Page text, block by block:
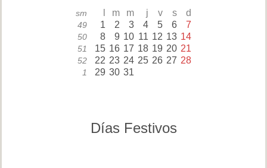
sm m m j v s d
49 1 2 3 4 5 6 7
50 8 9 10 11 12 13 14
51 15 16 17 18 19 20 21
52 22 23 24 25 26 27 28
1 29 30 31
Días Festivos